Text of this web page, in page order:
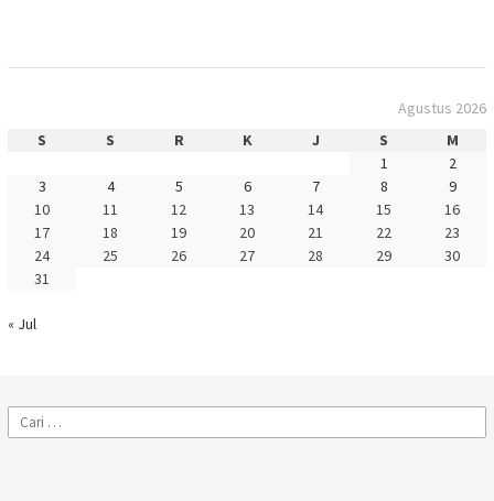
Agustus 2026
S
S R K J S
M
1
2
3
4 5 6 7 8
9
10
11 12 13 14 15
16
17
18 19 20 21 22
23
24
25 26 27 28 29
30
31
« Jul
Cari
untuk: